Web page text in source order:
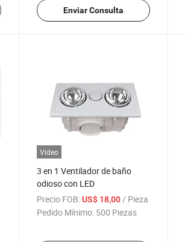
Enviar Consulta
Vídeo
3 en 1 Ventilador de baño
odioso con LED
Precio FOB: US$ 18,00/ Pieza
Pedido Mínimo: 500 Piezas